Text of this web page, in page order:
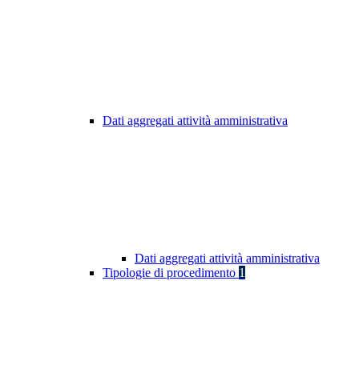
Dati aggregati attività amministrativa
Dati aggregati attività amministrativa
Tipologie di procedimento 1